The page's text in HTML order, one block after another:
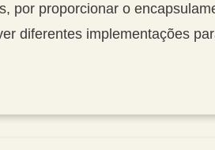
por proporcionar o
diferentes implementações